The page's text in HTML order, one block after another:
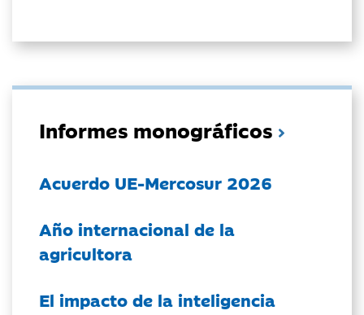
Informes monográficos
Acuerdo UE-Mercosur 2026
Año internacional de la
agricultora
El impacto de la inteligencia